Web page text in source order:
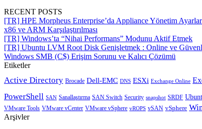
RECENT POSTS
[TR] HPE Morpheus Enterprise’da Appliance Yönetim
x86 ve ARM Karşılaştırılması
[TR] Windows’ta “Nihai Performans” Modunu Aktif Etmek
[TR] Ubuntu LVM Root Disk Genişletmek : Online ve
Windows SMB (C$) Erişim Sorunu ve Kalıcı Çözümü
Etiketler
Active Directory Brocade Dell-EMC DNS ESXi Exchange Online
PowerShell SAN Sanallaştırma SAN Switch Security snapshot SRDF
VMware Tools VMware vCenter VMware vSphere vROPS vSAN vSphere
Arşivler